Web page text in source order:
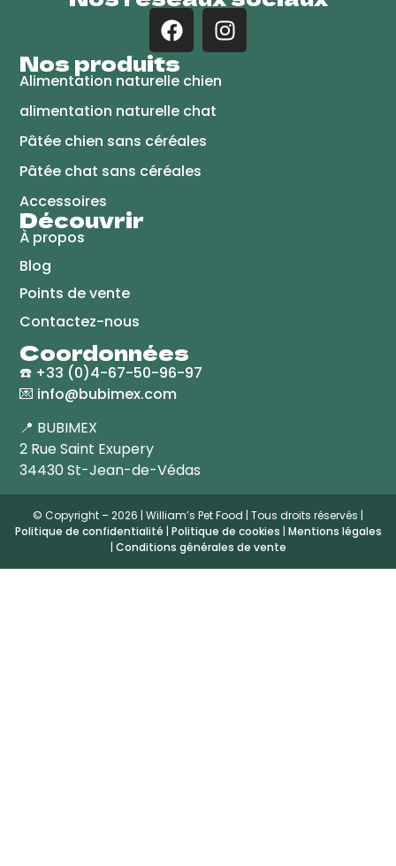
Nos produits
Alimentation naturelle chien
alimentation naturelle chat
Pâtée chien sans céréales
Pâtée chat sans céréales
Accessoires
Découvrir
À propos
Blog
Points de vente
Contactez-nous
Coordonnées
☎️ +33 (0)4-67-50-96-97
💌 info@bubimex.com
📍 BUBIMEX
2 Rue Saint Exupery
34430 St-Jean-de-Védas
© Copyright – 2026 | William’s Pet Food | Tous droits réservés |
Politique de confidentialité | Politique de cookies | Mentions légales
| Conditions générales de vente